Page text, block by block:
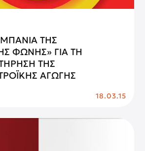
ΤΗΣ
ΦΩΝΗΣ» ΓΙΑ ΤΗ
ΤΗΣ
ΑΓΩΓΗΣ
18.03.15